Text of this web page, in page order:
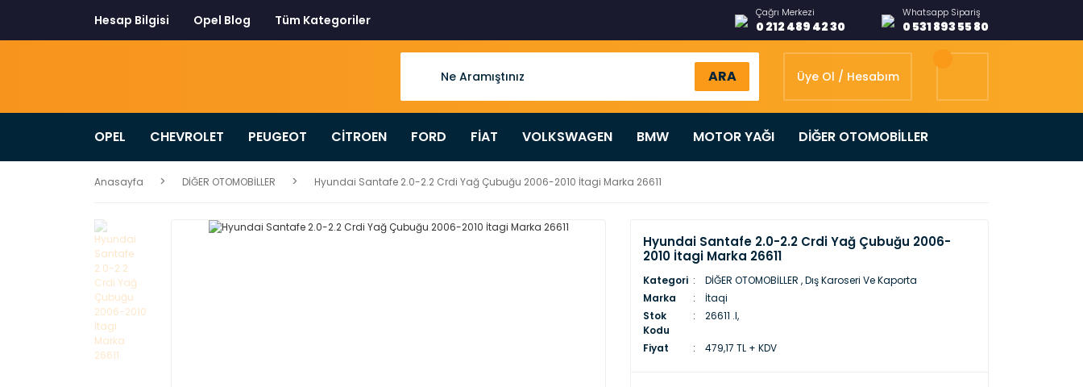
Hesap Bilgisi Opel Blog Tüm Kategoriler Çağrı Merkezi
0 212 489 42 30
Whatsapp Sipariş
0 531 893 55 80
ARA Üye Ol / Hesabım
OPEL CHEVROLET PEUGEOT CİTROEN FORD FİAT VOLKSWAGEN BMW MOTOR YAĞI DİĞER OTOMOBİLLER
Anasayfa DİĞER OTOMOBİLLER Hyundai Santafe 2.0-2.2 Crdi Yağ Çubuğu 2006-2010 İtagi Marka 26611
Hyundai Santafe 2.0-2.2 Crdi Yağ Çubuğu 2006-
2010 İtagi Marka 26611
Kategori DİĞER OTOMOBİLLER ,Dış Karoseri Ve Kaporta
Marka
İtaqi
Stok
Kodu
26611 .l,
Fiyat 479,17 TL + KDV